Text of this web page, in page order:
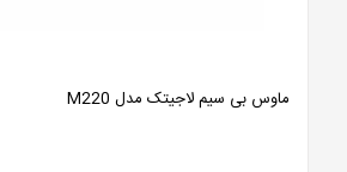
ماوس بی سیم لاجیتک مدل M220